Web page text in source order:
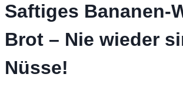
Saftiges Bananen-
Brot – Nie wieder
Nüsse!